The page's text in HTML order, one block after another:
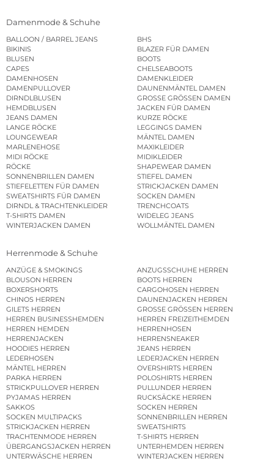
Damenmode & Schuhe
BALLOON / BARREL JEANS
BHS
BIKINIS
BLAZER FÜR DAMEN
BLUSEN
BOOTS
CAPES
CHELSEABOOTS
DAMENHOSEN
DAMENKLEIDER
DAMENPULLOVER
DAUNENMÄNTEL DAMEN
DIRNDLBLUSEN
GROSSE GRÖSSEN DAMEN
HEMDBLUSEN
JACKEN FÜR DAMEN
JEANS DAMEN
KURZE RÖCKE
LANGE RÖCKE
LEGGINGS DAMEN
LOUNGEWEAR
MÄNTEL DAMEN
MARLENEHOSE
MAXIKLEIDER
MIDI RÖCKE
MIDIKLEIDER
RÖCKE
SHAPEWEAR DAMEN
SONNENBRILLEN DAMEN
STIEFEL DAMEN
STIEFELETTEN FÜR DAMEN
STRICKJACKEN DAMEN
SWEATSHIRTS FÜR DAMEN
SOCKEN DAMEN
DIRNDL & TRACHTENKLEIDER
TRENCHCOATS
T-SHIRTS DAMEN
WIDELEG JEANS
WINTERJACKEN DAMEN
WOLLMÄNTEL DAMEN
Herrenmode & Schuhe
ANZÜGE & SMOKINGS
ANZUGSSCHUHE HERREN
BLOUSON HERREN
BOOTS HERREN
BOXERSHORTS
CARGOHOSEN HERREN
CHINOS HERREN
DAUNENJACKEN HERREN
GILETS HERREN
GROSSE GRÖSSEN HERREN
HERREN BUSINESSHEMDEN
HERREN FREIZEITHEMDEN
HERREN HEMDEN
HERRENHOSEN
HERRENJACKEN
HERRENSNEAKER
HOODIES HERREN
JEANS HERREN
LEDERHOSEN
LEDERJACKEN HERREN
MÄNTEL HERREN
OVERSHIRTS HERREN
PARKA HERREN
POLOSHIRTS HERREN
STRICKPULLOVER HERREN
PULLUNDER HERREN
PYJAMAS HERREN
RUCKSÄCKE HERREN
SAKKOS
SOCKEN HERREN
SOCKEN MULTIPACKS
SONNENBRILLEN HERREN
STRICKJACKEN HERREN
SWEATSHIRTS
TRACHTENMODE HERREN
T-SHIRTS HERREN
ÜBERGANGSJACKEN HERREN
UNTERHEMDEN HERREN
UNTERWÄSCHE HERREN
WINTERJACKEN HERREN